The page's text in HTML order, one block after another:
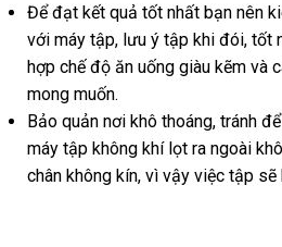
Để đạt kết quả tốt nhất bạn nên
Mỹ
với máy tậpkhuyến
mãi
, lưu ý tập khi đói
kê
, tốt
hợp chế độ ăn uống giàu kẽm giá
và
mong muốn.
Bảo quản nơi khô thoánggiá
sỉ
, tránh
máy tập không khí lọt ra ngoài
chân không kínđổi
, vì vậy việc tập sẽ